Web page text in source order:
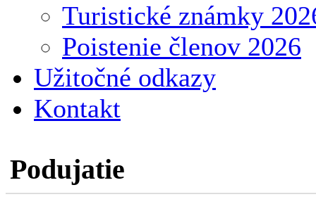
Turistické známky
Poistenie členov 2026
Užitočné odkazy
Kontakt
Podujatie